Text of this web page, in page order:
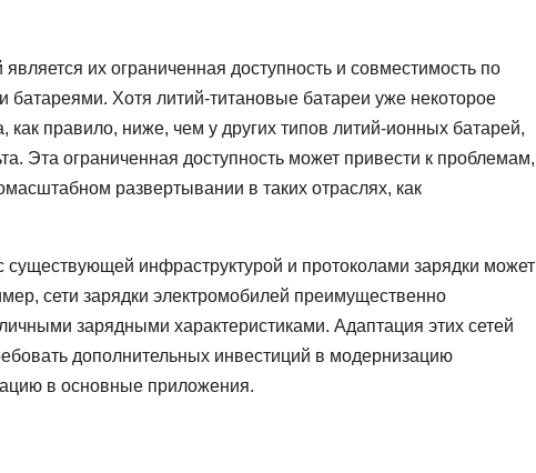
их ограниченная доступность и совместимость по
Хотя литий-титановые батареи уже некоторое
правило, ниже, чем у других типов литий-ионных батарей,
Эта ограниченная доступность может привести к проблемам,
развертывании в таких отраслях, как
существующей инфраструктурой и протоколами зарядки может
сети зарядки электромобилей преимущественно
зарядными характеристиками. Адаптация этих сетей
дополнительных инвестиций в модернизацию
в основные приложения.